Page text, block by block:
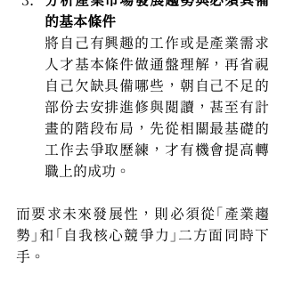
的基本條件
將自己有興趣的工作或是產業需求
人才基本條件做通盤理解，再省視
自己欠缺具備哪些，朝自己不足的
部份去安排進修與閱讀，甚至有計
畫的階段布局，先從相關最基礎的
工作去爭取歷練，才有機會提高轉
職上的成功。
而要求未來發展性，則必須從「產業趨
勢」和「自我核心競爭力」二方面同時下
手。